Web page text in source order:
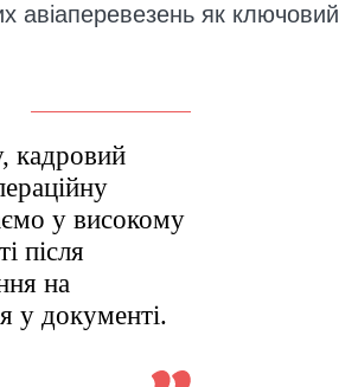
авіаперевезень як ключовий
кадровий
у високому
після
на
у документі.